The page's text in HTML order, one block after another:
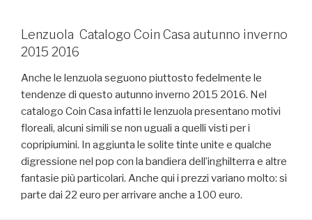
Lenzuola Catalogo Coin Casa autunno inverno
2015 2016
Anche le lenzuola seguono piuttosto fedelmente le
tendenze di questo autunno inverno 2015 2016. Nel
catalogo Coin Casa infatti le lenzuola presentano motivi
floreali, alcuni simili se non uguali a quelli visti per i
copripiumini. In aggiunta le solite tinte unite e qualche
digressione nel pop con la bandiera dell’inghilterra e altre
fantasie più particolari. Anche qui i prezzi variano molto: si
parte dai 22 euro per arrivare anche a 100 euro.